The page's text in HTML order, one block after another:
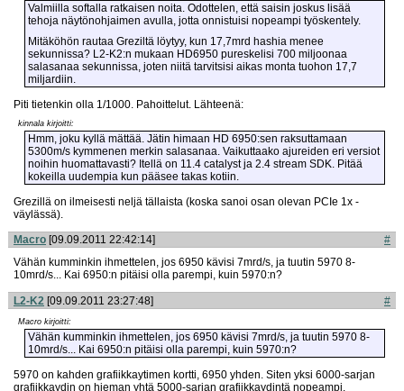
Valmiilla softalla ratkaisen noita. Odottelen, että saisin joskus lisää
tehoja näytönohjaimen avulla, jotta onnistuisi nopeampi työskentely.
Mitäköhön rautaa Greziltä löytyy, kun 17,7mrd hashia menee
sekunnissa? L2-K2:n mukaan HD6950 pureskelisi 700 miljoonaa
salasanaa sekunnissa, joten niitä tarvitsisi aikas monta tuohon 17,7
miljardiin.
Piti tietenkin olla 1/1000. Pahoittelut. Lähteenä:
kinnala kirjoitti:
Hmm, joku kyllä mättää. Jätin himaan HD 6950:sen raksuttamaan
5300m/s kymmenen merkin salasanaa. Vaikuttaako ajureiden eri versiot
noihin huomattavasti? Itellä on 11.4 catalyst ja 2.4 stream SDK. Pitää
kokeilla uudempia kun pääsee takas kotiin.
Grezillä on ilmeisesti neljä tällaista (koska sanoi osan olevan PCIe 1x -
väylässä).
Macro [09.09.2011 22:42:14]
#
Vähän kumminkin ihmettelen, jos 6950 kävisi 7mrd/s, ja tuutin 5970 8-
10mrd/s... Kai 6950:n pitäisi olla parempi, kuin 5970:n?
L2-K2 [09.09.2011 23:27:48] #
Macro kirjoitti:
Vähän kumminkin ihmettelen, jos 6950 kävisi 7mrd/s, ja tuutin 5970 8-
10mrd/s... Kai 6950:n pitäisi olla parempi, kuin 5970:n?
5970 on kahden grafiikkaytimen kortti, 6950 yhden. Siten yksi 6000-sarjan
grafiikkaydin on hieman yhtä 5000-sarjan grafiikkaydintä nopeampi.